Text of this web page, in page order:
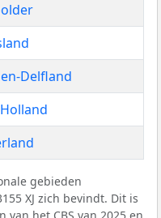
Delfland
gebieden
XJ zich bevindt. Dit is